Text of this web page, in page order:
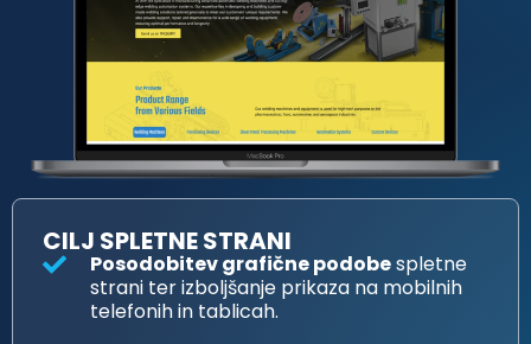
CILJ SPLETNE STRANI
Posodobitev grafične podobespletne
strani ter izboljšanje prikaza na mobilnih
telefonih in tablicah.